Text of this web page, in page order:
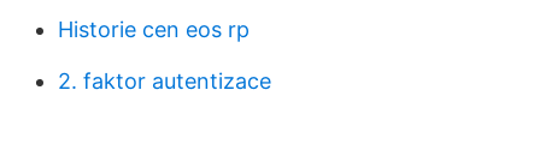
Historie cen eos rp
2. faktor autentizace